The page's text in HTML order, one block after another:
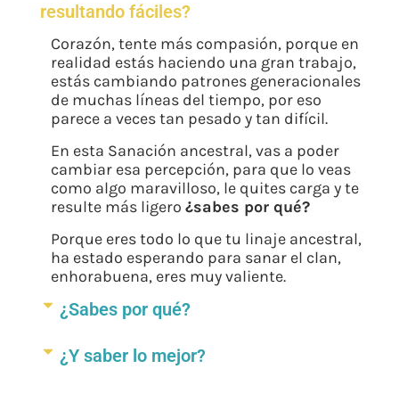
resultando fáciles?
Corazón, tente más compasión, porque en
realidad estás haciendo una gran trabajo,
estás cambiando patrones generacionales
de muchas líneas del tiempo, por eso
parece a veces tan pesado y tan difícil.
En esta Sanación ancestral, vas a poder
cambiar esa percepción, para que lo veas
como algo maravilloso, le quites carga y te
resulte más ligero ¿sabes por qué?
Porque eres todo lo que tu linaje ancestral,
ha estado esperando para sanar el clan,
enhorabuena, eres muy valiente.
¿Sabes por qué?
¿Y saber lo mejor?